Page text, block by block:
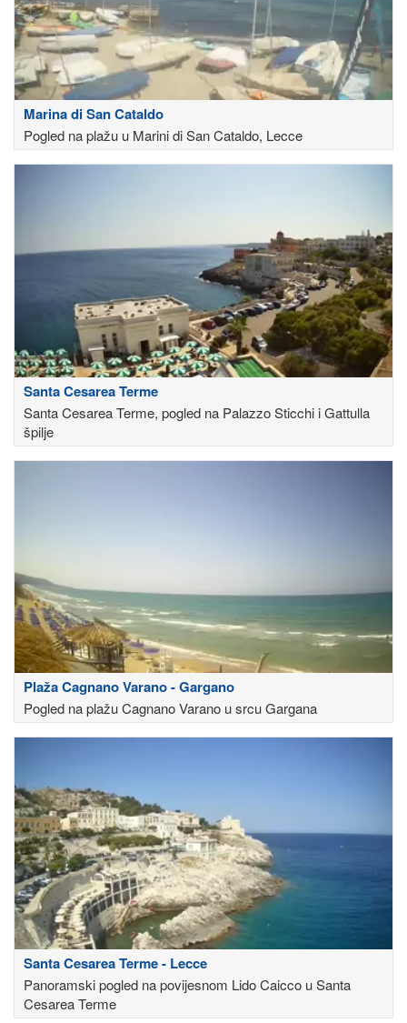
Marina di San Cataldo
Pogled na plažu u Marini di San Cataldo, Lecce
Santa Cesarea Terme
Santa Cesarea Terme, pogled na Palazzo Sticchi i Gattulla
špilje
Plaža Cagnano Varano - Gargano
Pogled na plažu Cagnano Varano u srcu Gargana
Santa Cesarea Terme - Lecce
Panoramski pogled na povijesnom Lido Caicco u Santa
Cesarea Terme